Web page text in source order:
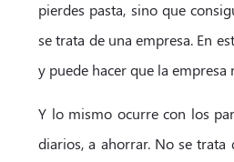
pierdes pasta, sino que
se trata de una empresa. En
y puede hacer que la
Y lo mismo ocurre con los
diarios, a ahorrar. No se trata